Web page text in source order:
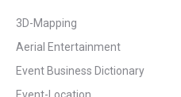
3D-Mapping
Aerial Entertainment
Event Business Dictionary